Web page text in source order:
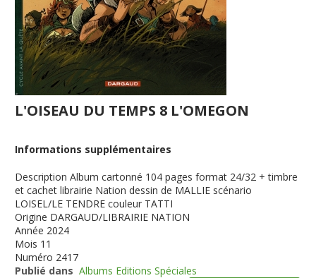
L'OISEAU DU TEMPS 8 L'OMEGON
Informations supplémentaires
Description Album cartonné 104 pages format 24/32 + timbre
et cachet librairie Nation dessin de MALLIE scénario
LOISEL/LE TENDRE couleur TATTI
Origine DARGAUD/LIBRAIRIE NATION
Année 2024
Mois 11
Numéro 2417
Publié dans Albums Editions Spéciales